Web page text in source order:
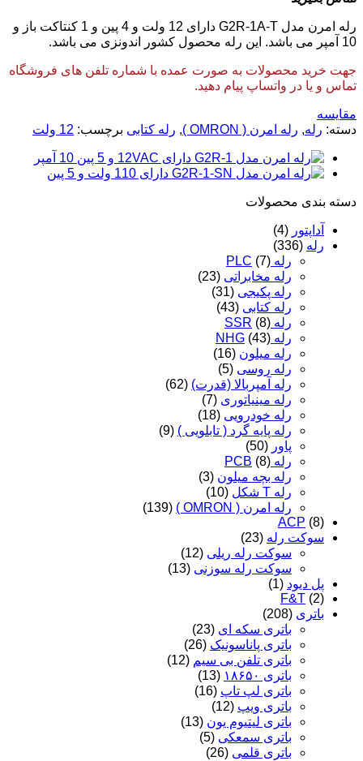
رله امرن مدل G2R-1A-T دارای 12 ولت و 4 پین و 1 کنتاکت باز و
10 آمپر می باشد. این رله محصول کشور اندونزی می باشد.
جهت خرید محصولات به صورت عمده با شماره تلفن های فروشگاه
تماس و یا در واتساپ پیام دهید.
مقایسه
دسته: رله, رله امرن ( OMRON ) , رله کتابی برچسب: 12 ولت
دسته‌ بندی محصولات
آداپتور (4)
رله (336)
رله PLC (7)
رله مخابراتی (23)
رله پکیجی (31)
رله کتابی (43)
رله SSR (8)
رله NHG (43)
رله میلون (16)
رله روسی (5)
رله آمپربالا (قدرت) (62)
رله مینیاتوری (7)
رله خودرویی (18)
رله پایه گرد ( تابلویی ) (9)
پاور (50)
رله PCB (8)
رله بچه میلون (3)
رله T شکل
(10)
رله امرن ( OMRON )
(139)
ACP (8)
سوکت رله (23)
سوکت رله ریلی (12)
سوکت رله سوزنی (13)
پل دیود (1)
F&T (2)
باتری (208)
باتری سکه ای (23)
باتری پاناسونیک (26)
باتری تلفن بی سیم (12)
باتری ۱۸۶۵۰
(13)
باتری لپ تاپ (16)
باتری ویپ (12)
باتری لیتیوم یون (13)
باتری سمعکی (5)
باتری قلمی (26)